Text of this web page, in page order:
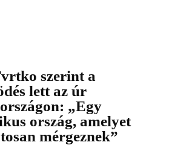
szerint a
lett az úr
„Egy
ország, amelyet
mérgeznek”